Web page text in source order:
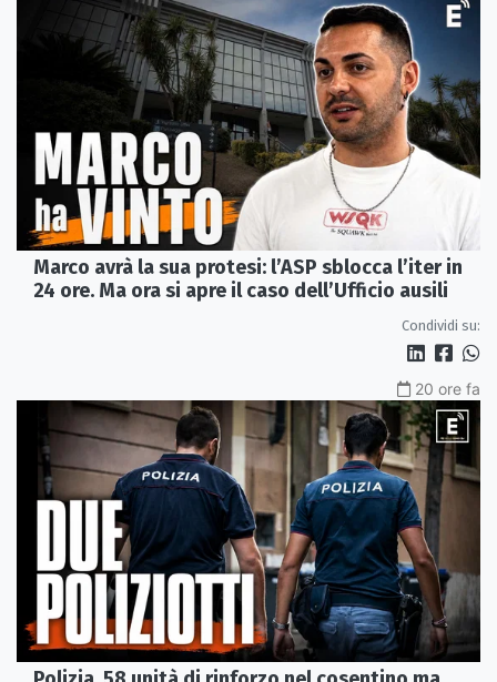
Marco avrà la sua protesi: l’ASP sblocca l’iter in
24 ore. Ma ora si apre il caso dell’Ufficio ausili
Condividi su:
20 ore fa